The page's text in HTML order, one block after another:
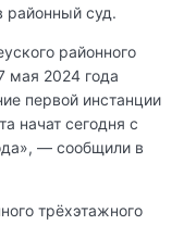
районный суд.
районного
мая 2024 года
первой инстанции
начат сегодня с
— сообщили в
трёхэтажного